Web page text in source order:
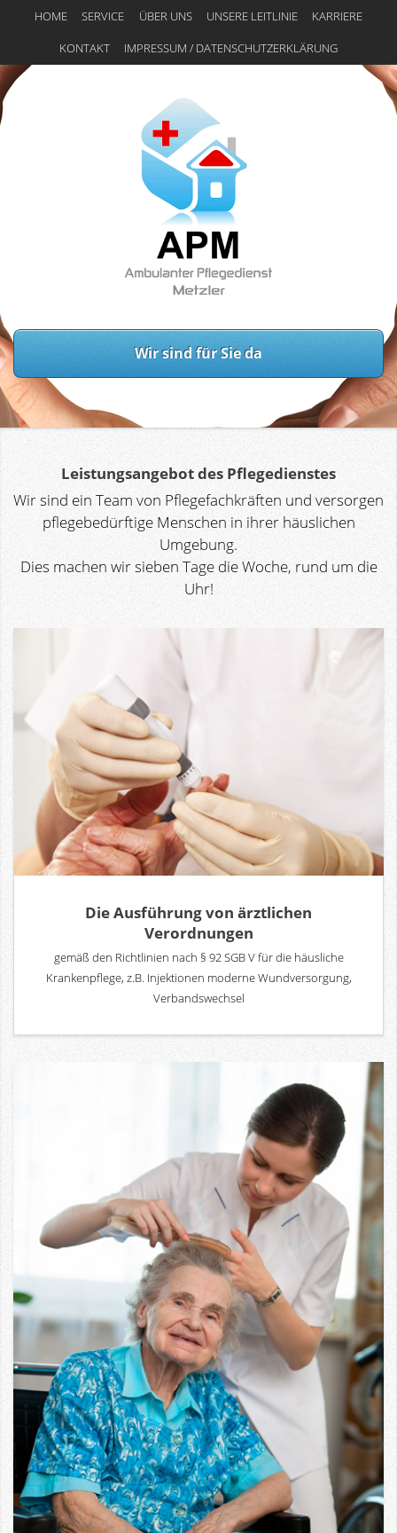
HOME SERVICE ÜBER UNS UNSERE LEITLINIE KARRIERE
KONTAKT IMPRESSUM / DATENSCHUTZERKLÄRUNG
Wir sind für Sie da
Leistungsangebot des Pflegedienstes
Wir sind ein Team von Pflegefachkräften und versorgen
pflegebedürftige Menschen in ihrer häuslichen
Umgebung.
Dies machen wir sieben Tage die Woche, rund um die
Uhr!
Die Ausführung von ärztlichen
Verordnungen
gemäß den Richtlinien nach § 92 SGB V für die häusliche
Krankenpflege, z.B. Injektionen moderne Wundversorgung,
Verbandswechsel